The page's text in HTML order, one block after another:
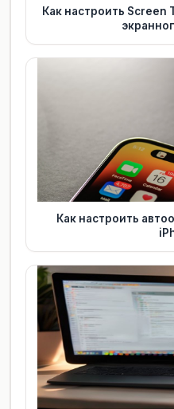
Как настроить Screen
Как настроить